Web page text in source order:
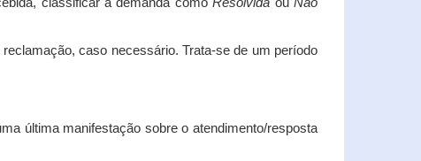
caso necessário. Trata-se de um período
última manifestação sobre o atendimento/resposta